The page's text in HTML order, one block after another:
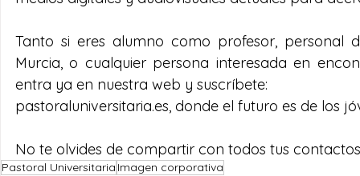
Tanto si eres alumno como profesor, personal
Murcia, o cualquier persona interesada en
entra ya en nuestra web y suscríbete:
pastoraluniversitaria.es, donde el futuro es de los
No te olvides de compartir con todos tus
Pastoral Universitaria Imagen corporativa